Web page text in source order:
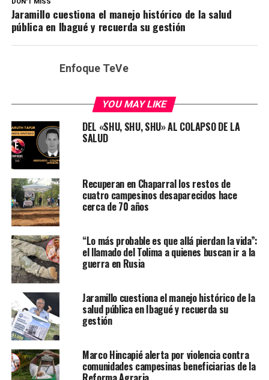
DON'T MISS
Jaramillo cuestiona el manejo histórico de la salud
pública en Ibagué y recuerda su gestión
Enfoque TeVe
YOU MAY LIKE
DEL «SHU, SHU, SHU» AL COLAPSO DE LA
SALUD
Recuperan en Chaparral los restos de
cuatro campesinos desaparecidos hace
cerca de 70 años
“Lo más probable es que allá pierdan la vida”:
el llamado del Tolima a quienes buscan ir a la
guerra en Rusia
Jaramillo cuestiona el manejo histórico de la
salud pública en Ibagué y recuerda su
gestión
Marco Hincapié alerta por violencia contra
comunidades campesinas beneficiarias de la